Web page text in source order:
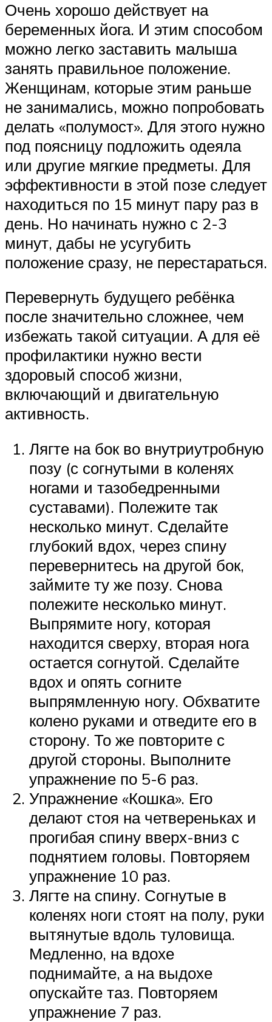
Очень хорошо действует на
беременных йога. И этим способом
можно легко заставить малыша
занять правильное положение.
Женщинам, которые этим раньше
не занимались, можно попробовать
делать «полумост». Для этого нужно
под поясницу подложить одеяла
или другие мягкие предметы. Для
эффективности в этой позе следует
находиться по 15 минут пару раз в
день. Но начинать нужно с 2-3
минут, дабы не усугубить
положение сразу, не перестараться.
Перевернуть будущего ребёнка
после значительно сложнее, чем
избежать такой ситуации. А для её
профилактики нужно вести
здоровый способ жизни,
включающий и двигательную
активность.
Лягте на бок во внутриутробную
позу (с согнутыми в коленях
ногами и тазобедренными
суставами). Полежите так
несколько минут. Сделайте
глубокий вдох, через спину
перевернитесь на другой бок,
займите ту же позу. Снова
полежите несколько минут.
Выпрямите ногу, которая
находится сверху, вторая нога
остается согнутой. Сделайте
вдох и опять согните
выпрямленную ногу. Обхватите
колено руками и отведите его в
сторону. То же повторите с
другой стороны. Выполните
упражнение по 5-6 раз.
Упражнение «Кошка». Его
делают стоя на четвереньках и
прогибая спину вверх-вниз с
поднятием головы. Повторяем
упражнение 10 раз.
Лягте на спину. Согнутые в
коленях ноги стоят на полу, руки
вытянутые вдоль туловища.
Медленно, на вдохе
поднимайте, а на выдохе
опускайте таз. Повторяем
упражнение 7 раз.